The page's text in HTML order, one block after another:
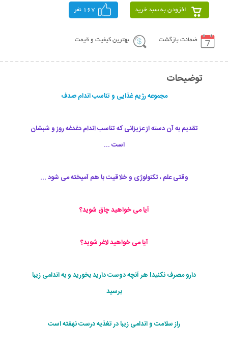
افزودن به سبد خرید 167 نفر
ضمانت بازگشت بهترین کیفیت و قیمت
توضیحات
مجموعه رژیم غذایی و تناسب اندام صدف
تقدیم به آن دسته از عزیزانی که تناسب اندام دغدغه روز و شبشان
است ...
وقتی علم ، تکنولوژی و خلاقیت با هم آمیخته می شود ...
آیا می خواهید چاق شوید؟
آیا می خواهید لاغر شوید؟
دارو مصرف نکنید! هر آنچه دوست دارید بخورید و به اندامی زیبا
برسید
راز سلامت و اندامی زیبا در تغذیه درست نهفته است